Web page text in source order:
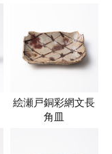
絵瀬戸銅彩網文長
角皿